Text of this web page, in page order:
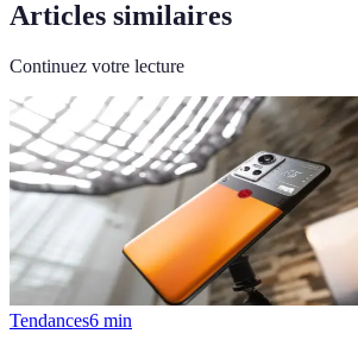
Articles similaires
Continuez votre lecture
Tendances6 min